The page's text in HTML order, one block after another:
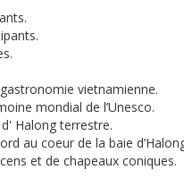
vietnamienne.
mondial de l’Unesco.
Halong terrestre.
au coeur de la baie
et de chapeaux coniques.